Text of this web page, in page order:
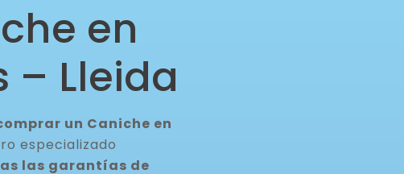
en
– Lleida
un Caniche en
especializado
las garantías de